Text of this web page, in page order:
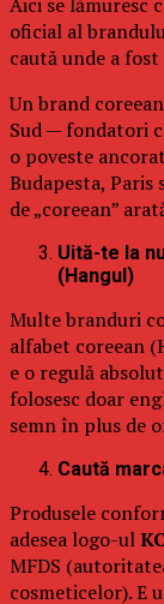
oficial al
caută unde a
Un brand
Sud — fondatori
o poveste
Budapesta,
de „coreean”
Uită-te la
(Hangul)
Multe branduri
alfabet coreean
e o regulă
folosesc doar
semn în plus de
Caută
Produsele
adesea logo-ul
MFDS
cosmeticelor). E